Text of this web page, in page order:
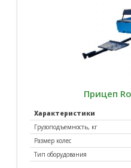
Прицеп
Характеристики
Грузоподъемность, кг
Размер колес
Тип оборудования